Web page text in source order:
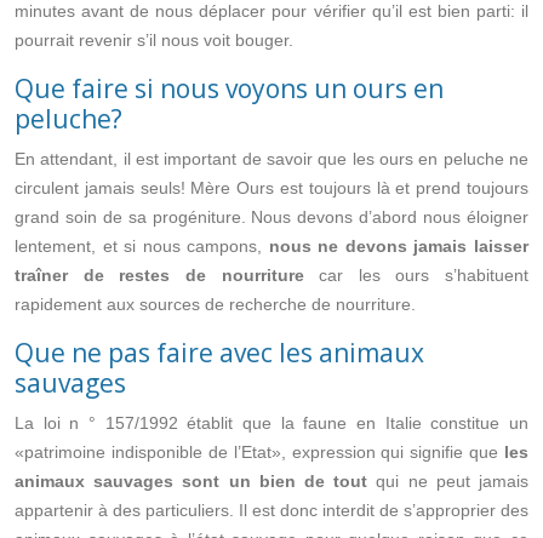
minutes avant de nous déplacer pour vérifier qu’il est bien parti: il
pourrait revenir s’il nous voit bouger.
Que faire si nous voyons un ours en
peluche?
En attendant, il est important de savoir que les ours en peluche ne
circulent jamais seuls! Mère Ours est toujours là et prend toujours
grand soin de sa progéniture. Nous devons d’abord nous éloigner
lentement, et si nous campons, nous ne devons jamais laisser
traîner de restes de nourriturecar les ours s’habituent
rapidement aux sources de recherche de nourriture.
Que ne pas faire avec les animaux
sauvages
La loi n ° 157/1992 établit que la faune en Italie constitue un
«patrimoine indisponible de l’Etat», expression qui signifie que les
animaux sauvages sont un bien de tout qui ne peut jamais
appartenir à des particuliers. Il est donc interdit de s’approprier des